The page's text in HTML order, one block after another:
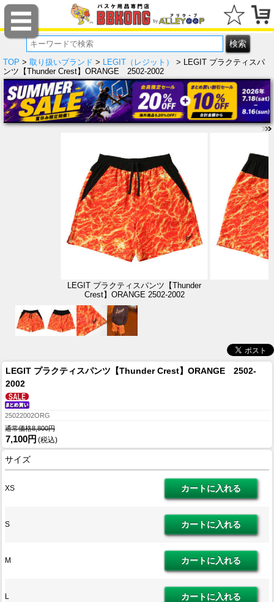
TOP > 取り扱いブランド > LEGIT（レジット）
> LEGIT プラクティスパ
ンツ【Thunder Crest】ORANGE 2502-2002
LEGIT プラクティスパンツ【Thunder
Crest】ORANGE 2502-2002
LEGIT プラクティスパンツ【Thunder Crest】ORANGE 2502-
2002
25022002ORG
通常価格8,800円
7,100円 (税込)
サイズ
XS
S
M
L